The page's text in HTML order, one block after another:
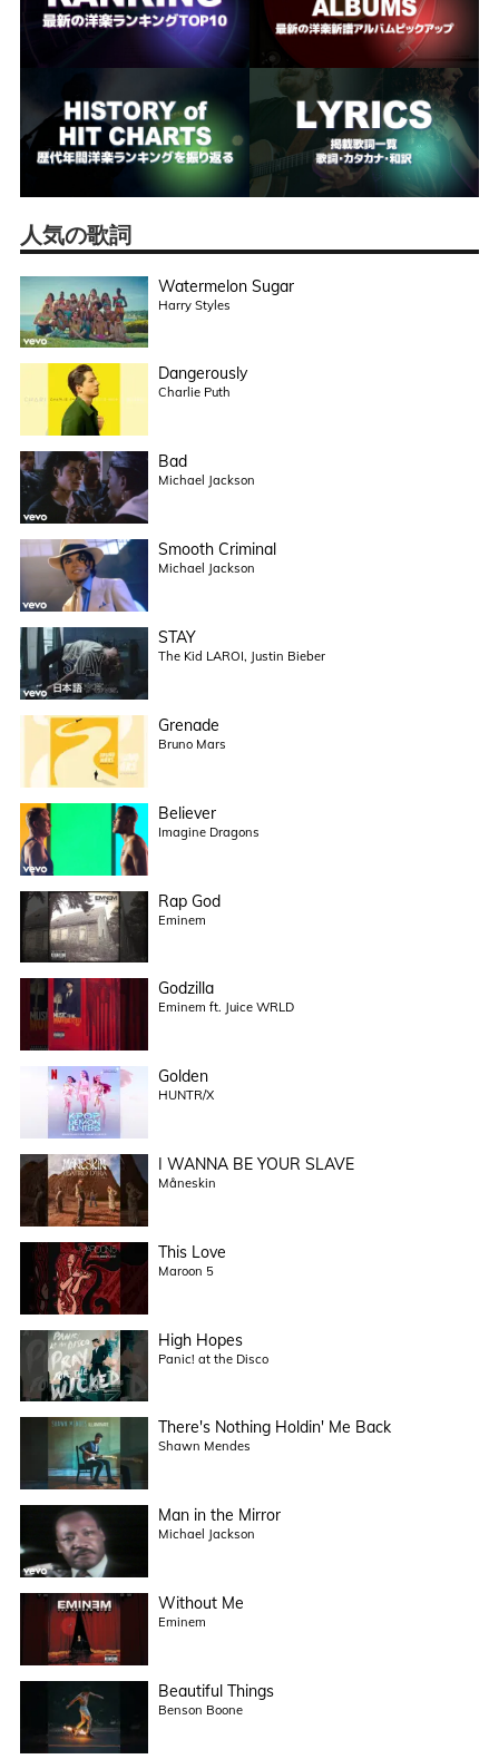
人気の歌詞
Watermelon Sugar
Harry Styles
Dangerously
Charlie Puth
Bad
Michael Jackson
Smooth Criminal
Michael Jackson
STAY
The Kid LAROI, Justin Bieber
Grenade
Bruno Mars
Believer
Imagine Dragons
Rap God
Eminem
Godzilla
Eminem ft. Juice WRLD
Golden
HUNTR/X
I WANNA BE YOUR SLAVE
Måneskin
This Love
Maroon 5
High Hopes
Panic! at the Disco
There's Nothing Holdin' Me Back
Shawn Mendes
Man in the Mirror
Michael Jackson
Without Me
Eminem
Beautiful Things
Benson Boone